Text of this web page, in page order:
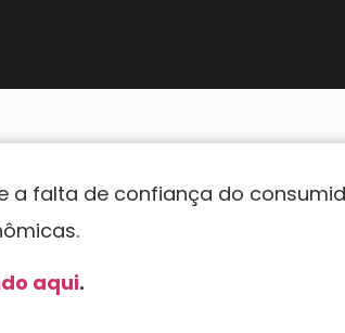
a falta de confiança do
aqui.